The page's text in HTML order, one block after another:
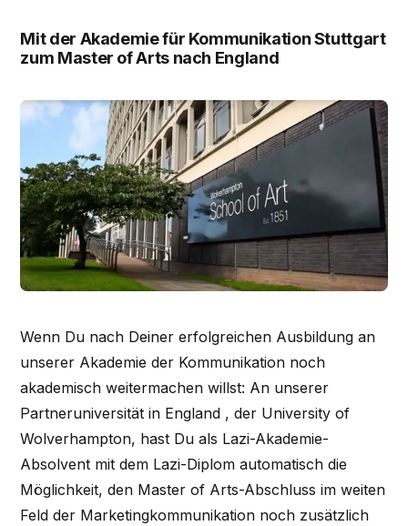
Mit der Akademie für Kommunikation Stuttgart
zum Master of Arts nach England
Wenn Du nach Deiner erfolgreichen Ausbildung an
unserer Akademie der Kommunikation noch
akademisch weitermachen willst: An unserer
Partneruniversität in England , der University of
Wolverhampton, hast Du als Lazi-Akademie-
Absolvent mit dem Lazi-Diplom automatisch die
Möglichkeit, den Master of Arts-Abschluss im weiten
Feld der Marketingkommunikation noch zusätzlich